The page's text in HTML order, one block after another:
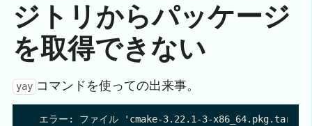
ジトリからパッケージ
を取得できない
yay コマンドを使っての出来事。
エラー: ファイル 'cmake-3.22.1-3-